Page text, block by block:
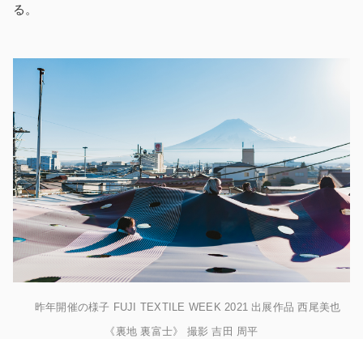
る。
昨年開催の様子 FUJI TEXTILE WEEK 2021 出展作品 西尾美也
《裏地 裏富士》 撮影 吉田 周平